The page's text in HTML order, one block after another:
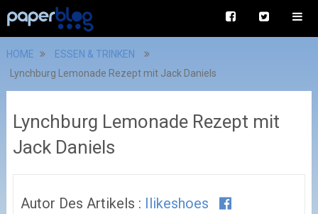
HOME
ESSEN & TRINKEN
Lynchburg Lemonade Rezept mit Jack Daniels
Lynchburg Lemonade Rezept mit
Jack Daniels
Autor Des Artikels : Ilikeshoes